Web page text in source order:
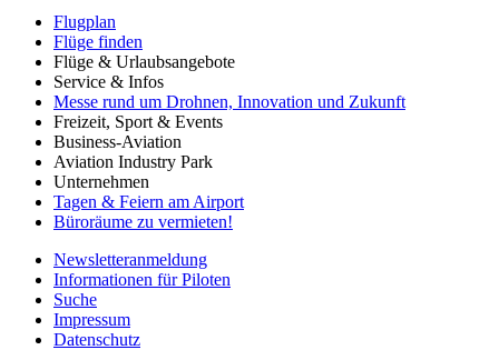
Flugplan
Flüge finden
Flüge & Urlaubsangebote
Service & Infos
Messe rund um Drohnen, Innovation und Zukunft
Freizeit, Sport & Events
Business-Aviation
Aviation Industry Park
Unternehmen
Tagen & Feiern am Airport
Büroräume zu vermieten!
Newsletteranmeldung
Informationen für Piloten
Suche
Impressum
Datenschutz